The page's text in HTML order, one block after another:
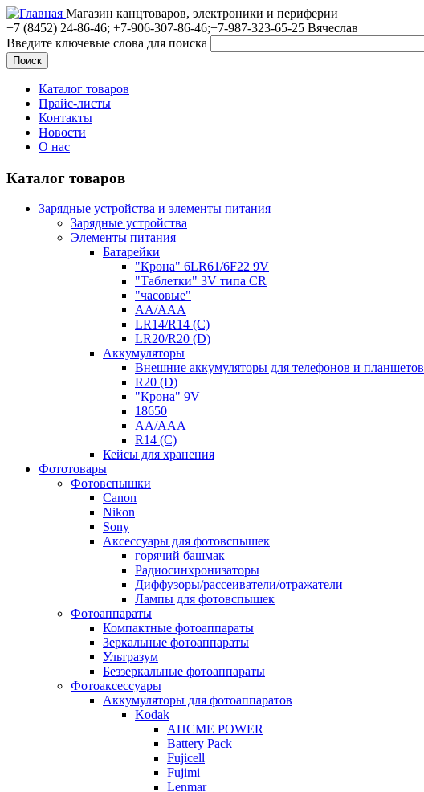
Магазин канцтоваров, электроники и периферии
+7 (8452) 24-86-46; +7-906-307-86-46;+7-987-323-65-25 Вячеслав
Введите ключевые слова для поиска
Каталог товаров
Прайс-листы
Контакты
Новости
О нас
Каталог товаров
Зарядные устройства и элементы питания
Зарядные устройства
Элементы питания
Батарейки
"Крона" 6LR61/6F22 9V
"Таблетки" 3V типа CR
"часовые"
AA/AAA
LR14/R14 (C)
LR20/R20 (D)
Аккумуляторы
Внешние аккумуляторы для телефонов и планшетов
R20 (D)
"Крона" 9V
18650
AA/AAA
R14 (C)
Кейсы для хранения
Фототовары
Фотовспышки
Canon
Nikon
Sony
Аксессуары для фотовспышек
горячий башмак
Радиосинхронизаторы
Диффузоры/рассеиватели/отражатели
Лампы для фотовспышек
Фотоаппараты
Компактные фотоаппараты
Зеркальные фотоаппараты
Ультразум
Беззеркальные фотоаппараты
Фотоаксессуары
Аккумуляторы для фотоаппаратов
Kodak
AHCME POWER
Battery Pack
Fujicell
Fujimi
Lenmar